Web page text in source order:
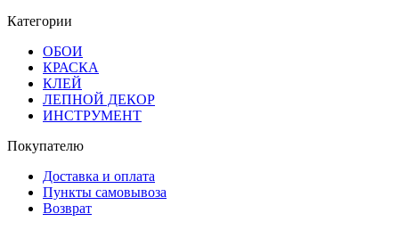
Категории
ОБОИ
КРАСКА
КЛЕЙ
ЛЕПНОЙ ДЕКОР
ИНСТРУМЕНТ
Покупателю
Доставка и оплата
Пункты самовывоза
Возврат